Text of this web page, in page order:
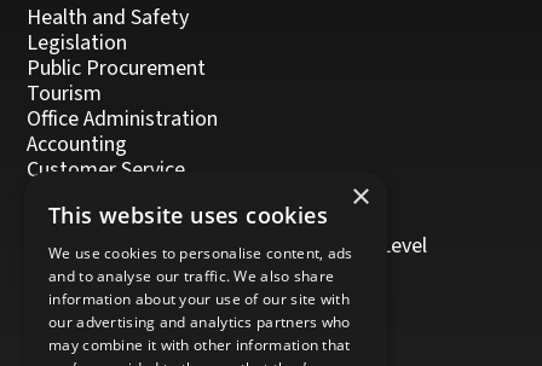
Health and Safety
Legislation
Public Procurement
Tourism
Office Administration
Accounting
Customer Service
Management, Leadership and Coaching
Personal Development
Trainers/Trainer of Vocational Training Level
5/Moodle
×
This website uses cookies
We use cookies to personalise content, ads
and to analyse our traffic. We also share
information about your use of our site with
our advertising and analytics partners who
may combine it with other information that